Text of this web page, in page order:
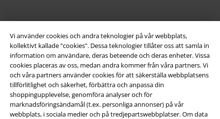
Vi använder cookies och andra teknologier på vår webbplats,
kollektivt kallade “cookies". Dessa teknologier tillåter oss att samla in
information om användare, deras beteende och deras enheter. Vissa
cookies placeras av oss, medan andra kommer från våra partners. Vi
och våra partners använder cookies för att säkerställa webbplatsens
tillförlitlighet och säkerhet, förbättra och anpassa din
shoppingupplevelse, genomföra analyser och för
marknadsföringsändamål (t.ex. personliga annonser) på vår
webbplats, i sociala medier och på tredjepartswebbplatser. Om data
Juridisk information/Villkor
Villkor